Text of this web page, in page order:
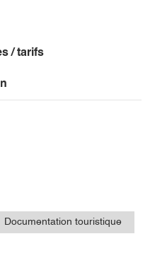
/ tarifs
Documentation touristique